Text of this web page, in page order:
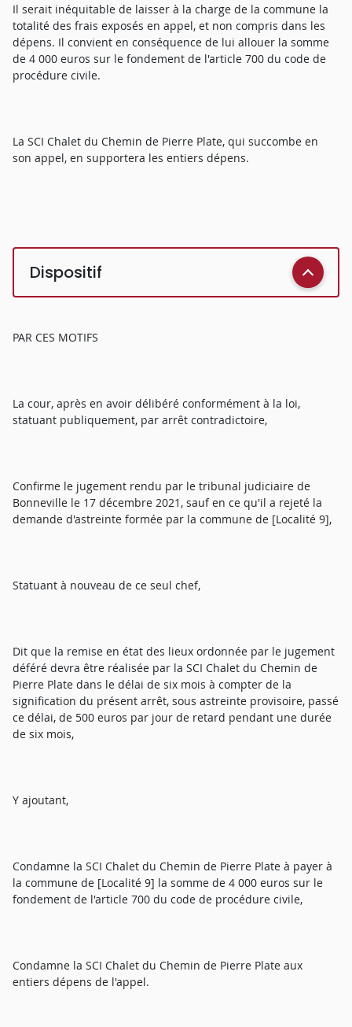
Il serait inéquitable de laisser à la charge de la commune la
totalité des frais exposés en appel, et non compris dans les
dépens. Il convient en conséquence de lui allouer la somme
de 4 000 euros sur le fondement de l'article 700 du code de
procédure civile.
La SCI Chalet du Chemin de Pierre Plate, qui succombe en
son appel, en supportera les entiers dépens.
Dispositif
PAR CES MOTIFS
La cour, après en avoir délibéré conformément à la loi,
statuant publiquement, par arrêt contradictoire,
Confirme le jugement rendu par le tribunal judiciaire de
Bonneville le 17 décembre 2021, sauf en ce qu'il a rejeté la
demande d'astreinte formée par la commune de [Localité 9],
Statuant à nouveau de ce seul chef,
Dit que la remise en état des lieux ordonnée par le jugement
déféré devra être réalisée par la SCI Chalet du Chemin de
Pierre Plate dans le délai de six mois à compter de la
signification du présent arrêt, sous astreinte provisoire, passé
ce délai, de 500 euros par jour de retard pendant une durée
de six mois,
Y ajoutant,
Condamne la SCI Chalet du Chemin de Pierre Plate à payer à
la commune de [Localité 9] la somme de 4 000 euros sur le
fondement de l'article 700 du code de procédure civile,
Condamne la SCI Chalet du Chemin de Pierre Plate aux
entiers dépens de l'appel.